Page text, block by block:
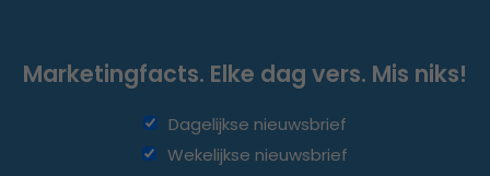
Marketingfacts. Elke dag vers. Mis niks!
Dagelijkse nieuwsbrief
Wekelijkse nieuwsbrief